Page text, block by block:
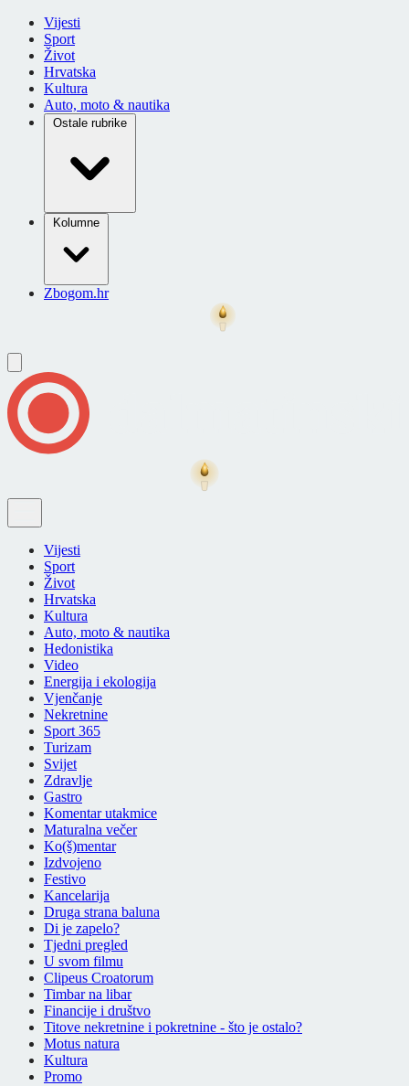
Vijesti
Sport
Život
Hrvatska
Kultura
Auto, moto & nautika
Ostale rubrike
Kolumne
Zbogom.hr
Vijesti
Sport
Život
Hrvatska
Kultura
Auto, moto & nautika
Hedonistika
Video
Energija i ekologija
Vjenčanje
Nekretnine
Sport 365
Turizam
Svijet
Zdravlje
Gastro
Komentar utakmice
Maturalna večer
Ko(š)mentar
Izdvojeno
Festivo
Kancelarija
Druga strana baluna
Di je zapelo?
Tjedni pregled
U svom filmu
Clipeus Croatorum
Timbar na libar
Financije i društvo
Titove nekretnine i pokretnine - što je ostalo?
Motus natura
Kultura
Promo